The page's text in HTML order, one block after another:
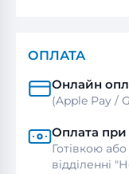
ОПЛАТА
Онлайн
(Apple Pay /
Оплата при
Готівкою
відділенні